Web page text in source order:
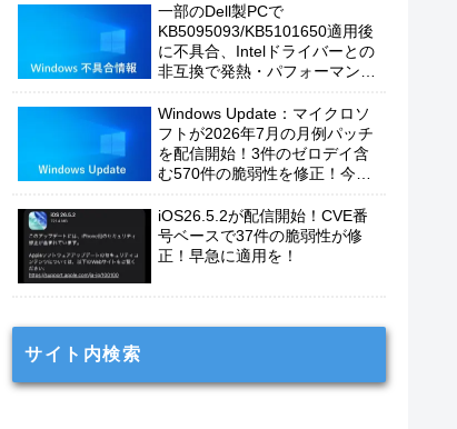
一部のDell製PCで
KB5095093/KB5101650適用後
に不具合、Intelドライバーとの
非互換で発熱・パフォーマンス
Windows Update：マイクロソ
フトが2026年7月の月例パッチ
を配信開始！3件のゼロデイ含
む570件の脆弱性を修正！今す
iOS26.5.2が配信開始！CVE番
号ベースで37件の脆弱性が修
正！早急に適用を！
サイト内検索